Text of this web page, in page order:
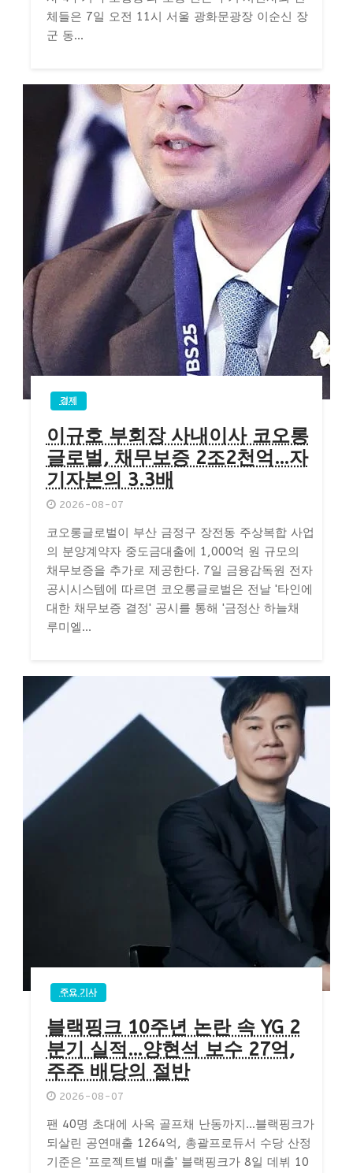
체들은 7일 오전 11시 서울 광화문광장 이순신 장
군 동...
경제
이규호 부회장 사내이사 코오롱
글로벌, 채무보증 2조2천억…자
기자본의 3.3배
2026-08-07
코오롱글로벌이 부산 금정구 장전동 주상복합 사업
의 분양계약자 중도금대출에 1,000억 원 규모의
채무보증을 추가로 제공한다. 7일 금융감독원 전자
공시시스템에 따르면 코오롱글로벌은 전날 '타인에
대한 채무보증 결정' 공시를 통해 '금정산 하늘채
루미엘...
주요 기사
블랙핑크 10주년 논란 속 YG 2
분기 실적…양현석 보수 27억,
주주 배당의 절반
2026-08-07
팬 40명 초대에 사옥 골프채 난동까지…블랙핑크가
되살린 공연매출 1264억, 총괄프로듀서 수당 산정
기준은 '프로젝트별 매출' 블랙핑크가 8일 데뷔 10